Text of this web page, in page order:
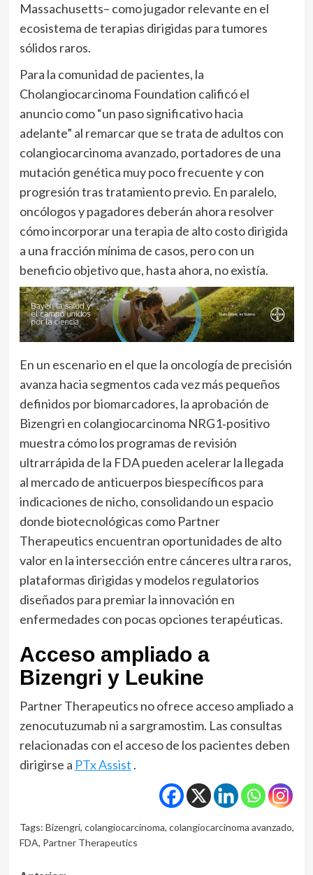
Massachusetts– como jugador relevante en el
ecosistema de terapias dirigidas para tumores
sólidos raros.
Para la comunidad de pacientes, la
Cholangiocarcinoma Foundation calificó el
anuncio como “un paso significativo hacia
adelante” al remarcar que se trata de adultos con
colangiocarcinoma avanzado, portadores de una
mutación genética muy poco frecuente y con
progresión tras tratamiento previo. En paralelo,
oncólogos y pagadores deberán ahora resolver
cómo incorporar una terapia de alto costo dirigida
a una fracción mínima de casos, pero con un
beneficio objetivo que, hasta ahora, no existía.
En un escenario en el que la oncología de precisión
avanza hacia segmentos cada vez más pequeños
definidos por biomarcadores, la aprobación de
Bizengri en colangiocarcinoma NRG1‑positivo
muestra cómo los programas de revisión
ultrarrápida de la FDA pueden acelerar la llegada
al mercado de anticuerpos biespecíficos para
indicaciones de nicho, consolidando un espacio
donde biotecnológicas como Partner
Therapeutics encuentran oportunidades de alto
valor en la intersección entre cánceres ultra raros,
plataformas dirigidas y modelos regulatorios
diseñados para premiar la innovación en
enfermedades con pocas opciones terapéuticas.
Acceso ampliado a
Bizengri y Leukine
Partner Therapeutics no ofrece acceso ampliado a
zenocutuzumab ni a sargramostim. Las consultas
relacionadas con el acceso de los pacientes deben
dirigirse a PTx Assist .
Tags: Bizengri, colangiocarcinoma, colangiocarcinoma avanzado,
FDA, Partner Therapeutics